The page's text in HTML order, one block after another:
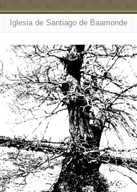
Iglesia de Santiago de Baamonde